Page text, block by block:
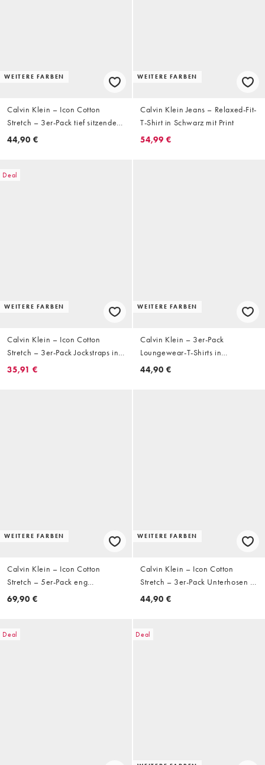
WEITERE FARBEN
Calvin Klein – Icon Cotton
Stretch – 3er-Pack tief sitzende
Unterhosen in Weiß
44,90 €
WEITERE FARBEN
Calvin Klein Jeans – Relaxed-Fit-
T-Shirt in Schwarz mit Print
54,99 €
Deal
WEITERE FARBEN
Calvin Klein – Icon Cotton
Stretch – 3er-Pack Jockstraps in
Schwarz
35,91 €
WEITERE FARBEN
Calvin Klein – 3er-Pack
Loungewear-T-Shirts in
Weiß/Schwarz/Grau
44,90 €
WEITERE FARBEN
Calvin Klein – Icon Cotton
Stretch – 5er-Pack eng
geschnittene Boxershorts in
69,90 €
WEITERE FARBEN
Calvin Klein – Icon Cotton
Stretch – 3er-Pack Unterhosen in
Schwarz mit niedrigem Bund
44,90 €
Deal Deal